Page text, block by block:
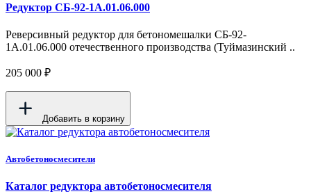
Редуктор СБ-92-1А.01.06.000
Реверсивный редуктор для бетономешалки СБ-92-
1А.01.06.000 отечественного производства (Туймазинский ..
205 000 ₽
Добавить в корзину
Автобетоносмесители
Каталог редуктора автобетоносмесителя